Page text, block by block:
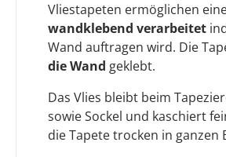
Vliestapeten ermöglichen
wandklebend verarbeitet
Wand auftragen wird. Die
die Wand geklebt.
Das Vlies bleibt beim
sowie Sockel und kaschiert
die Tapete trocken in ganzen